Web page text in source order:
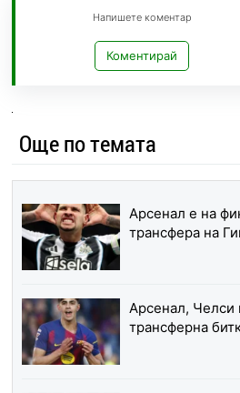
Напишете коментар
Коментирай
Още по темата
Арсенал е на
трансфера на
Арсенал, Челси
трансферна